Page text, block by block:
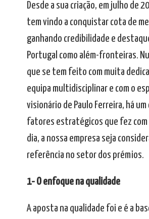
Desde a sua criação, em julho de
tem vindo a conquistar cota de
ganhando credibilidade e
Portugal como além-fronteiras.
que se tem feito com muita
equipa multidisciplinar e com o
visionário de Paulo Ferreira, há
fatores estratégicos que fez com
dia, a nossa empresa seja
referência no setor dos prémios.
1- O enfoque na qualidade
A aposta na qualidade foi e é a